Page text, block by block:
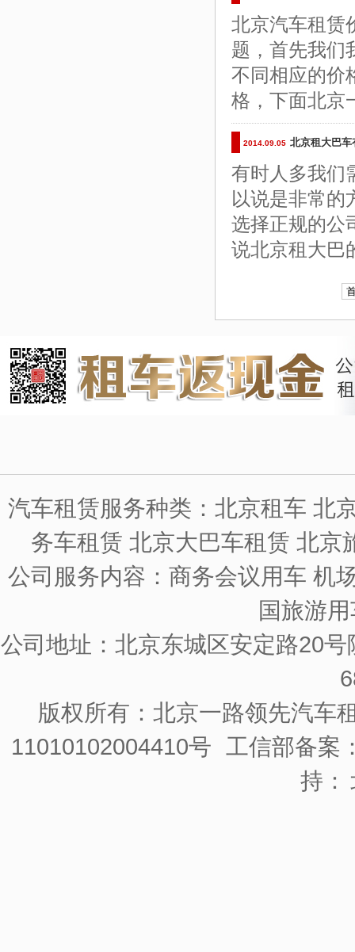
北京汽车租赁
题，首先我们
不同相应的价
格，下面北京
2014.09.05 北京租大巴
有时人多我们
以说是非常的
选择正规的公
说北京租大巴
汽车租赁服务种类：北京租车 北
务车租赁 北京大巴车租赁 北京
公司服务内容：商务会议用车 机
国旅游
公司地址：北京东城区安定路20
版权所有：北京一路领先汽车
11010102004410号 工信部备案
持：